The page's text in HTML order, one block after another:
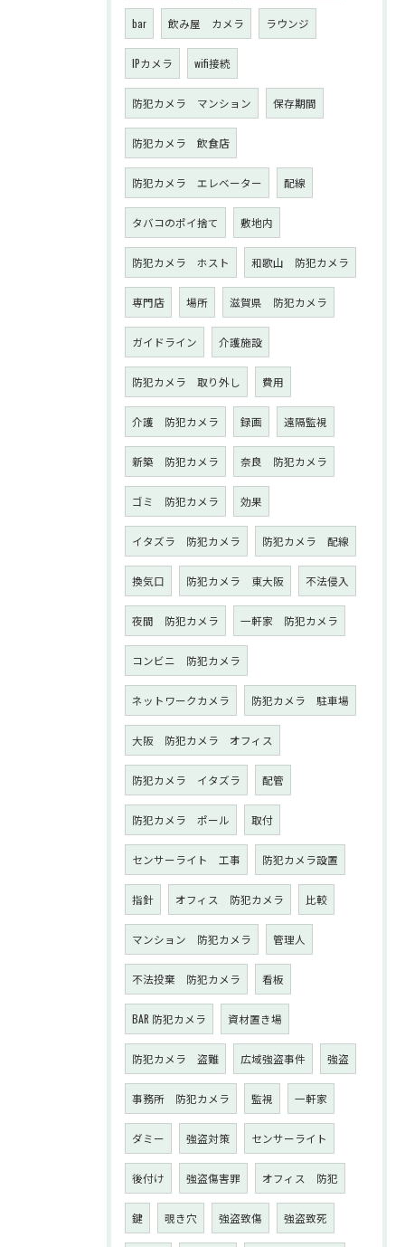
bar 飲み屋 カメラ ラウンジ
IPカメラ wifi接続
防犯カメラ マンション 保存期間
防犯カメラ 飲食店
防犯カメラ エレベーター 配線
タバコのポイ捨て 敷地内
防犯カメラ ホスト 和歌山 防犯カメラ
専門店 場所 滋賀県 防犯カメラ
ガイドライン 介護施設
防犯カメラ 取り外し 費用
介護 防犯カメラ 録画 遠隔監視
新築 防犯カメラ 奈良 防犯カメラ
ゴミ 防犯カメラ 効果
イタズラ 防犯カメラ 防犯カメラ 配線
換気口 防犯カメラ 東大阪 不法侵入
夜間 防犯カメラ 一軒家 防犯カメラ
コンビニ 防犯カメラ
ネットワークカメラ 防犯カメラ 駐車場
大阪 防犯カメラ オフィス
防犯カメラ イタズラ 配管
防犯カメラ ポール 取付
センサーライト 工事 防犯カメラ設置
指針 オフィス 防犯カメラ 比較
マンション 防犯カメラ 管理人
不法投棄 防犯カメラ 看板
BAR 防犯カメラ 資材置き場
防犯カメラ 盗難 広域強盗事件 強盗
事務所 防犯カメラ 監視 一軒家
ダミー 強盗対策 センサーライト
後付け 強盗傷害罪 オフィス 防犯
鍵 覗き穴 強盗致傷 強盗致死